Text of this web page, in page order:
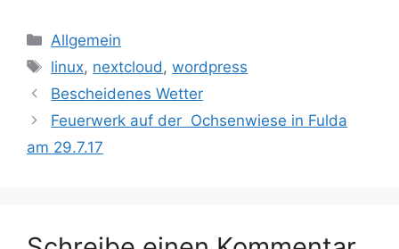
Kategorien
Allgemein
Schlagwörter
linux, nextcloud ,wordpress
Bescheidenes Wetter
Feuerwerk auf der Ochsenwiese in Fulda
am 29.7.17